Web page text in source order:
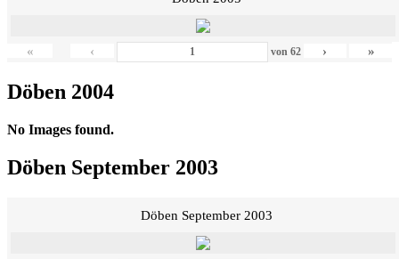
« ‹ von 62 › »
Döben 2004
No Images found.
Döben September 2003
Döben September 2003